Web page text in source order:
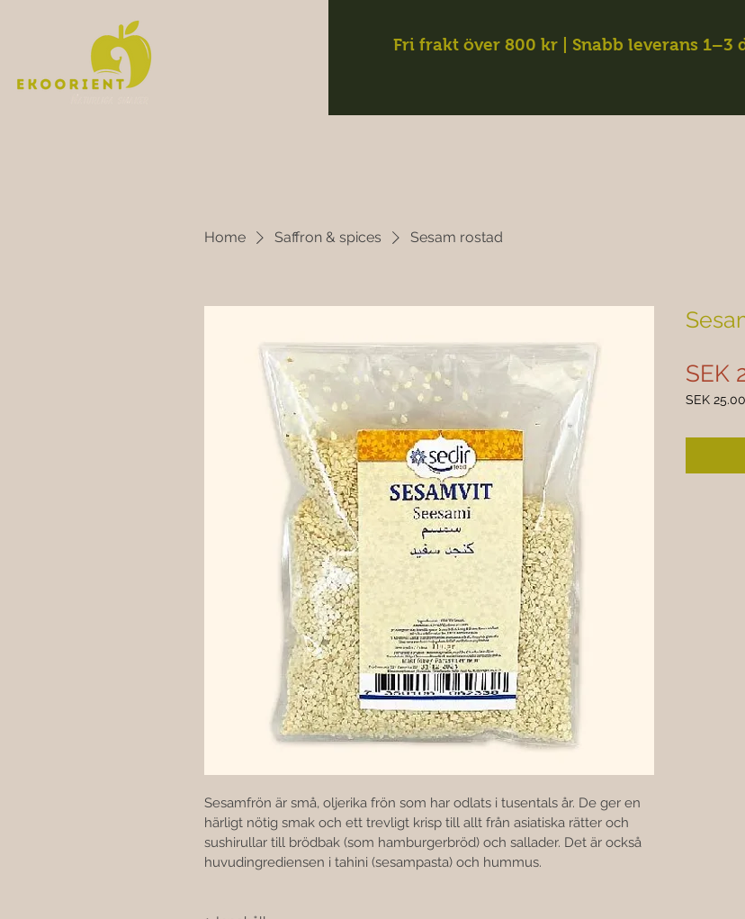
Fri frakt över 800 kr | Snabb leverans 1–3
Home Saffron & spices Sesam rostad
Sesamfrön är små, oljerika frön som har odlats i tusentals år. De ger en
härligt nötig smak och ett trevligt krisp till allt från asiatiska rätter och
sushirullar till brödbak (som hamburgerbröd) och sallader. Det är också
huvudingrediensen i tahini (sesampasta) och hummus.
SEK
SEK 25.00